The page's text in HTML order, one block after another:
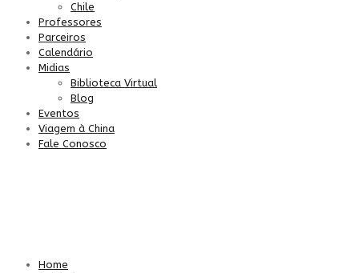
Chile
Professores
Parceiros
Calendário
Midias
Biblioteca Virtual
Blog
Eventos
Viagem à China
Fale Conosco
Home